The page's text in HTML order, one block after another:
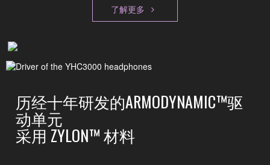
了解更多
历经十年研发的ARMODYNAMIC™驱
动单元
采用 ZYLON™ 材料